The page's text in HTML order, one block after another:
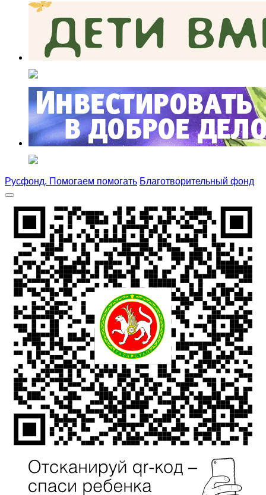
Русфонд. Помогаем помогать Благотворительный фонд